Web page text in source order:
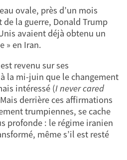
ovale, près d’un mois
la guerre, Donald Trump
avaient déjà obtenu un
» en Iran.
revenu sur ses
la mi-juin que le changement
intéressé (I never cared
derrière ces affirmations
trumpiennes, se cache
profonde : le régime iranien
même s’il est resté